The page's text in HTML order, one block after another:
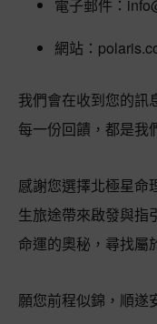
電子郵件：
網站：
我們會在收到您的訊
每一份回饋，都是我
感謝您選擇北極星命
生旅途帶來啟發與指
命運的奧秘，尋找屬
願您前程似錦，順遂